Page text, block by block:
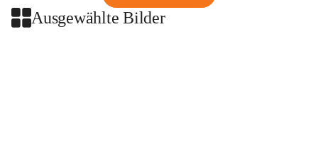
Ausgewählte Bilder